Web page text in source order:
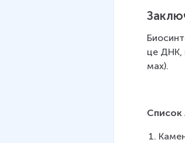
це ДНК,
мах).
Список